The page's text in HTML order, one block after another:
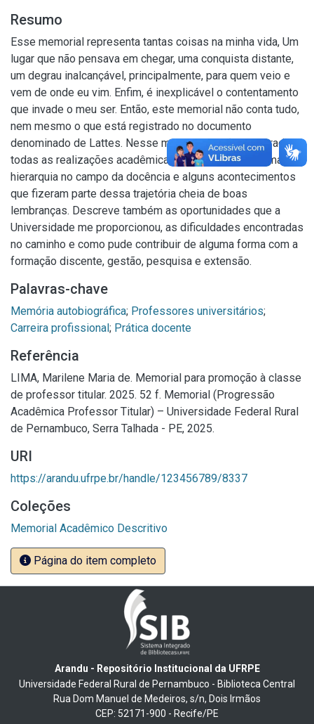
Resumo
Esse memorial representa tantas coisas na minha vida, Um
lugar que não pensava em chegar, uma conquista distante,
um degrau inalcançável, principalmente, para quem veio e
vem de onde eu vim. Enfim, é inexplicável o contentamento
que invade o meu ser. Então, este memorial não conta tudo,
nem mesmo o que está registrado no documento
denominado de Lattes. Nesse memorial estão registradas
todas as realizações acadêmicas para alcançar a última
hierarquia no campo da docência e alguns acontecimentos
que fizeram parte dessa trajetória cheia de boas
lembranças. Descreve também as oportunidades que a
Universidade me proporcionou, as dificuldades encontradas
no caminho e como pude contribuir de alguma forma com a
formação discente, gestão, pesquisa e extensão.
Palavras-chave
Memória autobiográfica; Professores universitários;
Carreira profissional; Prática docente
Referência
LIMA, Marilene Maria de. Memorial para promoção à classe
de professor titular. 2025. 52 f. Memorial (Progressão
Acadêmica Professor Titular) – Universidade Federal Rural
de Pernambuco, Serra Talhada - PE, 2025.
URI
https://arandu.ufrpe.br/handle/123456789/8337
Coleções
Memorial Acadêmico Descritivo
Página do item completo
Arandu - Repositório Institucional da UFRPE
Universidade Federal Rural de Pernambuco - Biblioteca Central
Rua Dom Manuel de Medeiros, s/n, Dois Irmãos
CEP: 52171-900 - Recife/PE